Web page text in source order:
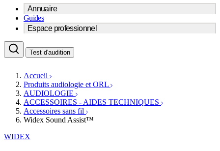
Annuaire
Trouvez un professionnel de l'audition
Centre d'audioprothèse
Médecins ORL & Phoniatres
Écoles spécialisées
Fournisseurs
Associations
Guides
Espace professionnel
Acteurs et services
Fournisseurs
Services ORL
Orthophonistes
Formations et écoles
Organismes / Syndicats
Produits
Ressources
Test d'audition
Accueil
Produits audiologie et ORL
AUDIOLOGIE
ACCESSOIRES - AIDES TECHNIQUES
Accessoires sans fil
Widex Sound Assist™
WIDEX